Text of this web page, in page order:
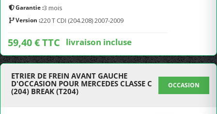
Garantie :3 mois
Version :220 T CDI (204.208) 2007-2009
59,40 € TTC livraison incluse
ETRIER DE FREIN AVANT GAUCHE
D'OCCASION POUR MERCEDES CLASSE C
(204) BREAK (T204)
OCCASION